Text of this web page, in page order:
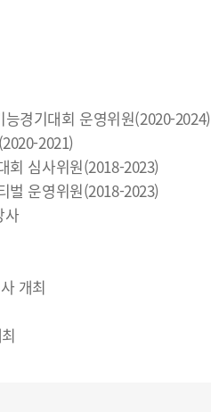
경기대회 운영위원(2020-2024)
2021)
회 심사위원(2018-2023)
벌 운영위원(2018-2023)
사
개최